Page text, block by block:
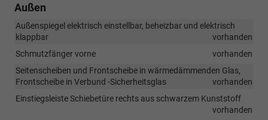
Außen
Außenspiegel elektrisch einstellbar, beheizbar und elektrisch
klappbar
vorhanden
Schmutzfänger vorne
vorhanden
Seitenscheiben und Frontscheibe in wärmedämmenden Glas,
Frontscheibe in Verbund -Sicherheitsglas
vorhanden
Einstiegsleiste Schiebetüre rechts aus schwarzem Kunststoff
vorhanden